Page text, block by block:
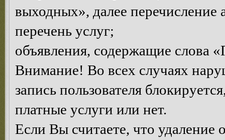
выходных», далее перечисление
перечень услуг;
объявления, содержащие слова
Внимание! Во всех случаях
запись пользователя
платные услуги или нет.
Если Вы считаете, что удаление